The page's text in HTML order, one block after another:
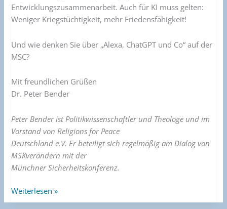
Entwicklungszusammenarbeit. Auch für KI muss gelten:
Weniger Kriegstüchtigkeit, mehr Friedensfähigkeit!
Und wie denken Sie über „Alexa, ChatGPT und Co“ auf der
MSC?
Mit freundlichen Grüßen
Dr. Peter Bender
Peter Bender ist Politikwissenschaftler und Theologe und im
Vorstand von Religions for Peace
Deutschland e.V. Er beteiligt sich regelmäßig am Dialog von
MSKverändern mit der
Münchner Sicherheitskonferenz.
Weiterlesen »